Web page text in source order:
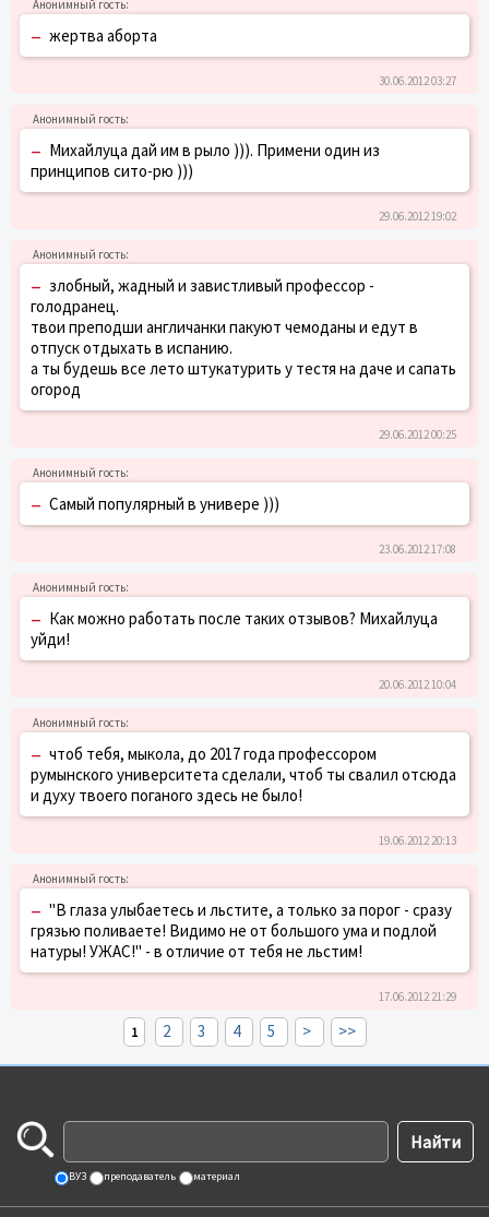
– жертва аборта
30.06.2012 03:27
– Михайлуца дай им в рыло ))). Примени один из
принципов сито-рю )))
29.06.2012 19:02
– злобный, жадный и завистливый профессор -
голодранец.
твои преподши англичанки пакуют чемоданы и едут в
отпуск отдыхать в испанию.
а ты будешь все лето штукатурить у тестя на даче и сапать
огород
29.06.2012 00:25
– Самый популярный в универе )))
23.06.2012 17:08
– Как можно работать после таких отзывов? Михайлуца
уйди!
20.06.2012 10:04
– чтоб тебя, мыкола, до 2017 года профессором
румынского университета сделали, чтоб ты свалил отсюда
и духу твоего поганого здесь не было!
19.06.2012 20:13
– "В глаза улыбаетесь и льстите, а только за порог - сразу
грязью поливаете! Видимо не от большого ума и подлой
натуры! УЖАС!" - в отличие от тебя не льстим!
17.06.2012 21:29
1 2 3 4 5 > >>
ВУЗ преподаватель материал